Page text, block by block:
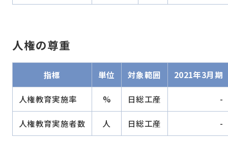
人権の尊重
指標 単位 対象範囲 2021年3月期
人権教育実施率 % 日総工産 -
人権教育実施者数 人 日総工産 -